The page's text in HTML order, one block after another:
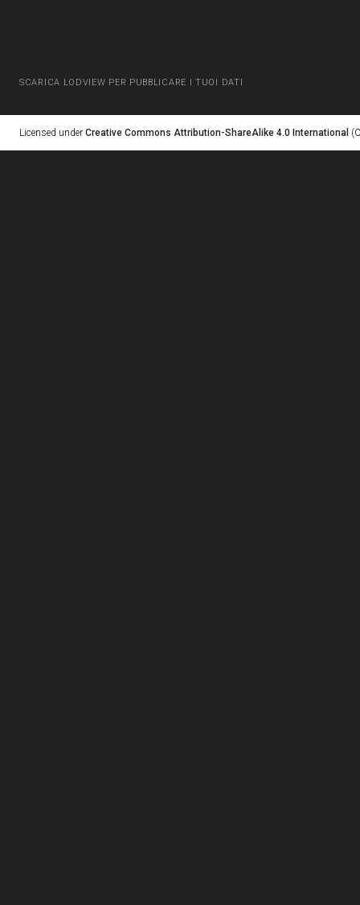
SCARICA LODVIEW PER PUBBLICARE I TUOI DATI
Licensed under Creative Commons Attribution-ShareAlike 4.0 International